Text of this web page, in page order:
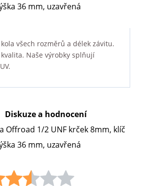
36 mm, uzavřená
všech rozměrů a délek závitu.
Naše výrobky splňují
Diskuze a hodnocení
Offroad 1/2 UNF krček 8mm, klíč
36 mm, uzavřená